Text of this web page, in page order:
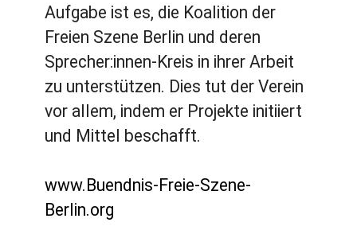
Aufgabe ist es, die Koalition der
Freien Szene Berlin und deren
Sprecher:innen-Kreis in ihrer Arbeit
zu unterstützen. Dies tut der Verein
vor allem, indem er Projekte initiiert
und Mittel beschafft.
www.Buendnis-Freie-Szene-
Berlin.org